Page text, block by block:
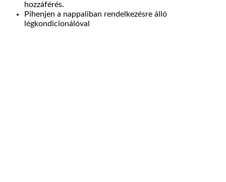
hozzáférés.
Pihenjen a nappaliban rendelkezésre álló
légkondicionálóval